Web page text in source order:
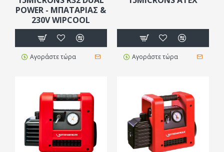
POWER - ΜΠΑΤΑΡΊΑΣ &
230V WIPCOOL
Αγοράστε τώρα Αγοράστε τώρα